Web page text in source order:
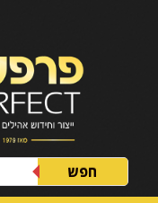
חפש